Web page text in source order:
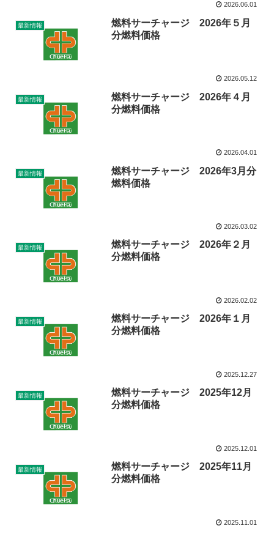
2026.06.01
最新情報
燃料サーチャージ 2026年５月
分燃料価格
2026.05.12
最新情報
燃料サーチャージ 2026年４月
分燃料価格
2026.04.01
最新情報
燃料サーチャージ 2026年3月分
燃料価格
2026.03.02
最新情報
燃料サーチャージ 2026年２月
分燃料価格
2026.02.02
最新情報
燃料サーチャージ 2026年１月
分燃料価格
2025.12.27
最新情報
燃料サーチャージ 2025年12月
分燃料価格
2025.12.01
最新情報
燃料サーチャージ 2025年11月
分燃料価格
2025.11.01